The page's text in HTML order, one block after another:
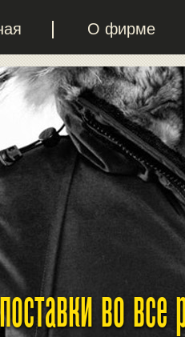
О фирме
во